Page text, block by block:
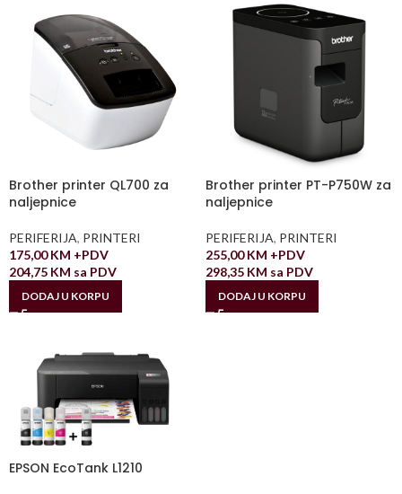
Brother printer QL700 za
naljepnice
PERIFERIJA, PRINTERI
175,00KM +PDV
204,75 KM sa PDV
DODAJ U KORPU
Brother printer PT-P750W za
naljepnice
PERIFERIJA, PRINTERI
255,00KM +PDV
298,35 KM sa PDV
DODAJ U KORPU
EPSON EcoTank L1210